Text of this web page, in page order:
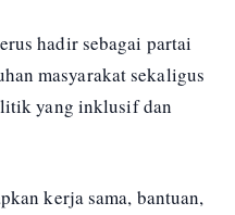
hadir sebagai partai
masyarakat sekaligus
yang inklusif dan
kerja sama, bantuan,